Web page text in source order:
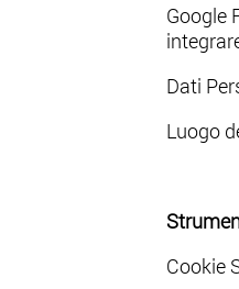
Google
Dati
Luogo
Cookie